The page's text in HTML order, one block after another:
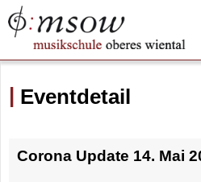
Eventdetail
Corona Update 14. Mai